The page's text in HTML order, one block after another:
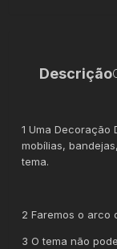
Descrição
1 Uma Decoração
mobílias,
tema.
2 Faremos o arco
3 O tema não